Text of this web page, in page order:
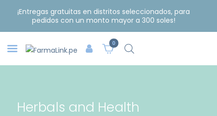
¡Entregas gratuitas en distritos seleccionados, para
pedidos con un monto mayor a 300 soles!
0
Herbals and Health